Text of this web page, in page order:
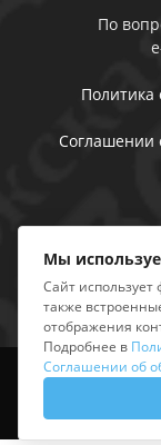
По
Политика
Соглашении
© АМУ
Мы
Сайт
также
отображения
Подробнее в
Соглашении об